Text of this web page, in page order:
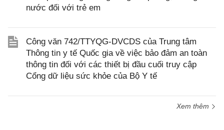
nước đối với trẻ em
Công văn 742/TTYQG-DVCDS của Trung tâm
Thông tin y tế Quốc gia về việc bảo đảm an toàn
thông tin đối với các thiết bị đầu cuối truy cập
Cổng dữ liệu sức khỏe của Bộ Y tế
Xem thêm